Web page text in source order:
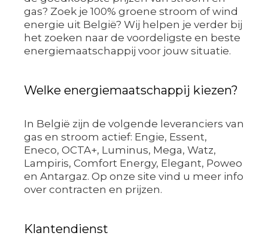
gas? Zoek je 100% groene stroom of wind
energie uit België? Wij helpen je verder bij
het zoeken naar de voordeligste en beste
energiemaatschappij voor jouw situatie.
Welke energiemaatschappij kiezen?
In België zijn de volgende leveranciers van
gas en stroom actief: Engie, Essent,
Eneco, OCTA+, Luminus, Mega, Watz,
Lampiris, Comfort Energy, Elegant, Poweo
en Antargaz. Op onze site vind u meer info
over contracten en prijzen.
Klantendienst